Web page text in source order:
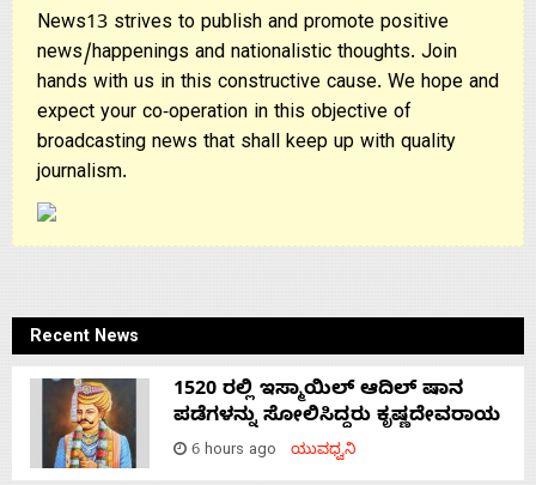
News13 strives to publish and promote positive
news/happenings and nationalistic thoughts. Join
hands with us in this constructive cause. We hope and
expect your co-operation in this objective of
broadcasting news that shall keep up with quality
journalism.
Recent News
1520 ರಲ್ಲಿ ಇಸ್ಮಾಯಿಲ್ ಆದಿಲ್ ಷಾನ
ಪಡೆಗಳನ್ನು ಸೋಲಿಸಿದ್ದರು ಕೃಷ್ಣದೇವರಾಯ
6 hours ago ಯುವಧ್ವನಿ